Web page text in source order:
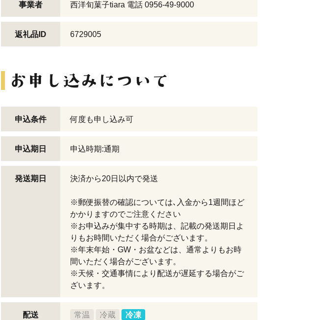
事業者 西洋旬菓子tiara 電話 0956-49-9000
返礼品ID 6729005
申込条件 何度も申し込み可
申込期日 申込時期:通期
発送期日 決済から20日以内で発送
※郵便振替の確認については､入金から1週間ほど
かかりますのでご注意ください
※お申込みが集中する時期は、記載の発送期日よ
りもお時間いただく場合がございます。
※年末年始・GW・お盆などは、通常よりもお時
間いただく場合がございます。
※天候・交通事情により配送が遅延する場合がご
ざいます。
配送 常温 冷蔵 冷凍